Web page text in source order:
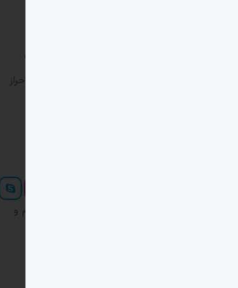
اپلیکیشن‌ها را دانلود کنند. همچنین این قانون
این لایحه این است که والدین هنگام راه‌اندازی
یک محدودیت سنی محسوب می‌شود تا سیستمی برای احراز
کرد. در این صورت می توان امید داشت که تمام و
به پایان رسد.